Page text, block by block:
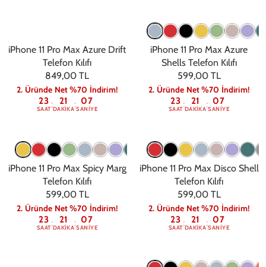
iPhone 11 Pro Max Azure Drift
Telefon Kılıfı
849,00 TL
2. Üründe Net %70 İndirim!
23
SAAT: 21
DAKIKA: 06
SANIYE
iPhone 11 Pro Max Azure
Shells Telefon Kılıfı
599,00 TL
2. Üründe Net %70 İndirim!
23
SAAT: 21
DAKIKA: 06
SANIYE
iPhone 11 Pro Max Spicy Marg
Telefon Kılıfı
599,00 TL
2. Üründe Net %70 İndirim!
23
SAAT: 21
DAKIKA: 06
SANIYE
iPhone 11 Pro Max Disco Shell
Telefon Kılıfı
599,00 TL
2. Üründe Net %70 İndirim!
23
SAAT: 21
DAKIKA: 06
SANIYE